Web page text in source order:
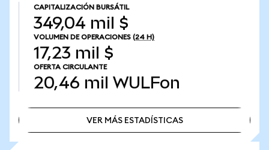
CAPITALIZACIÓN BURSÁTIL
349,04 mil $
VOLUMEN DE OPERACIONES (24 H)
17,23 mil $
OFERTA CIRCULANTE
20,46 mil WULFon
VER MÁS ESTADÍSTICAS